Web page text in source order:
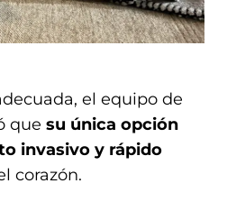
el equipo de
que su única opción
invasivo y rápido
corazón.